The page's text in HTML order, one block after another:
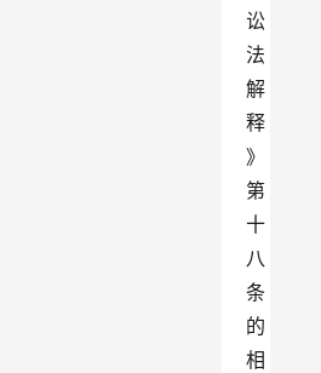
讼
法
解
释
》
第
十
八
条
的
相